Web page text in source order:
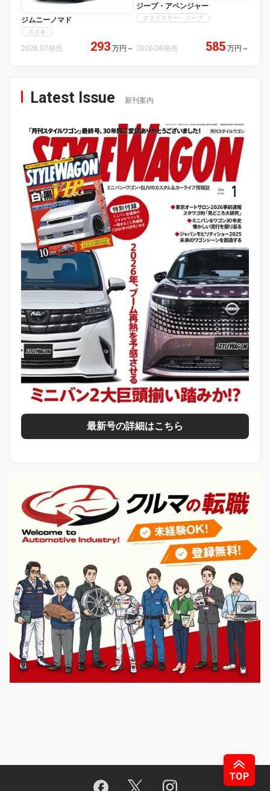
ジムニーノマド
スズキ
2026.07発売 293 万円 ～
ジープ・アベンジャー
クライスラー・ジープ
2026.06発売 585 万円 ～
Latest Issue 新刊案内
最新号の詳細はこちら